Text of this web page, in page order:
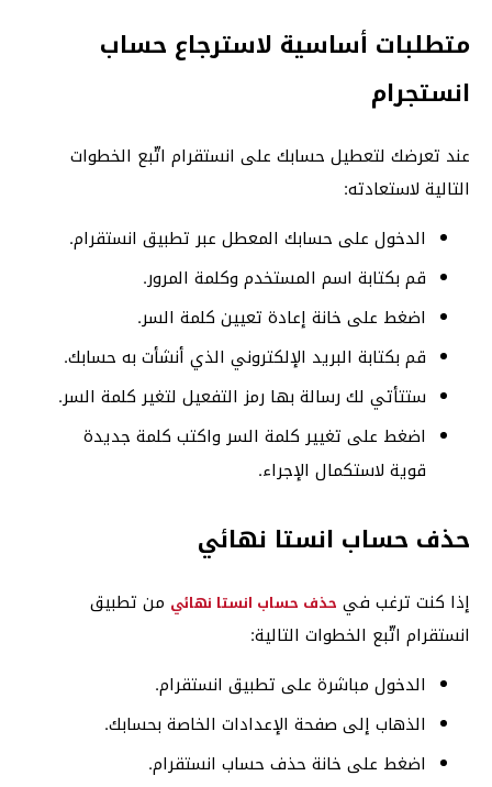
متطلبات أساسية لاسترجاع حساب
انستجرام
عند تعرضك لتعطيل حسابك على انستقرام اتّبع الخطوات
التالية لاستعادته:
الدخول على حسابك المعطل عبر تطبيق انستقرام.
قم بكتابة اسم المستخدم وكلمة المرور.
اضغط على خانة إعادة تعيين كلمة السر.
قم بكتابة البريد الإلكتروني الذي أنشأت به حسابك.
ستتأتي لك رسالة بها رمز التفعيل لتغير كلمة السر.
اضغط على تغيير كلمة السر واكتب كلمة جديدة
قوية لاستكمال الإجراء.
حذف حساب انستا نهائي
إذا كنت ترغب في حذف حساب انستا نهائي من تطبيق
انستقرام اتّبع الخطوات التالية:
الدخول مباشرة على تطبيق انستقرام.
الذهاب إلى صفحة الإعدادات الخاصة بحسابك.
اضغط على خانة حذف حساب انستقرام.